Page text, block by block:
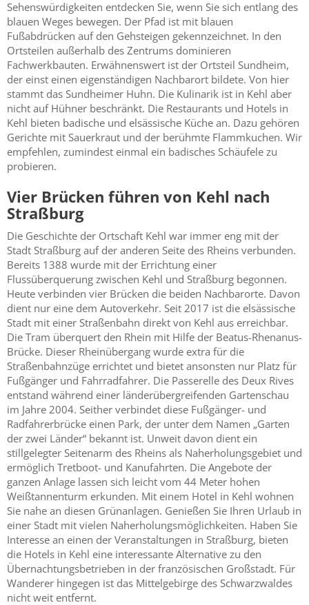
Sehenswürdigkeiten entdecken Sie, wenn Sie sich entlang des
blauen Weges bewegen. Der Pfad ist mit blauen
Fußabdrücken auf den Gehsteigen gekennzeichnet. In den
Ortsteilen außerhalb des Zentrums dominieren
Fachwerkbauten. Erwähnenswert ist der Ortsteil Sundheim,
der einst einen eigenständigen Nachbarort bildete. Von hier
stammt das Sundheimer Huhn. Die Kulinarik ist in Kehl aber
nicht auf Hühner beschränkt. Die Restaurants und Hotels in
Kehl bieten badische und elsässische Küche an. Dazu gehören
Gerichte mit Sauerkraut und der berühmte Flammkuchen. Wir
empfehlen, zumindest einmal ein badisches Schäufele zu
probieren.
Vier Brücken führen von Kehl nach
Straßburg
Die Geschichte der Ortschaft Kehl war immer eng mit der
Stadt Straßburg auf der anderen Seite des Rheins verbunden.
Bereits 1388 wurde mit der Errichtung einer
Flussüberquerung zwischen Kehl und Straßburg begonnen.
Heute verbinden vier Brücken die beiden Nachbarorte. Davon
dient nur eine dem Autoverkehr. Seit 2017 ist die elsässische
Stadt mit einer Straßenbahn direkt von Kehl aus erreichbar.
Die Tram überquert den Rhein mit Hilfe der Beatus-Rhenanus-
Brücke. Dieser Rheinübergang wurde extra für die
Straßenbahnzüge errichtet und bietet ansonsten nur Platz für
Fußgänger und Fahrradfahrer. Die Passerelle des Deux Rives
entstand während einer länderübergreifenden Gartenschau
im Jahre 2004. Seither verbindet diese Fußgänger- und
Radfahrerbrücke einen Park, der unter dem Namen „Garten
der zwei Länder“ bekannt ist. Unweit davon dient ein
stillgelegter Seitenarm des Rheins als Naherholungsgebiet und
ermöglich Tretboot- und Kanufahrten. Die Angebote der
ganzen Anlage lassen sich leicht vom 44 Meter hohen
Weißtannenturm erkunden. Mit einem Hotel in Kehl wohnen
Sie nahe an diesen Grünanlagen. Genießen Sie Ihren Urlaub in
einer Stadt mit vielen Naherholungsmöglichkeiten. Haben Sie
Interesse an einen der Veranstaltungen in Straßburg, bieten
die Hotels in Kehl eine interessante Alternative zu den
Übernachtungsbetrieben in der französischen Großstadt. Für
Wanderer hingegen ist das Mittelgebirge des Schwarzwaldes
nicht weit entfernt.